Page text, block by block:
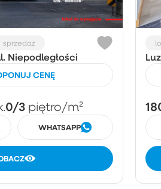
sprzedaż
Niepodległości
CENĘ
0/3 piętro/m²
WHATSAPP